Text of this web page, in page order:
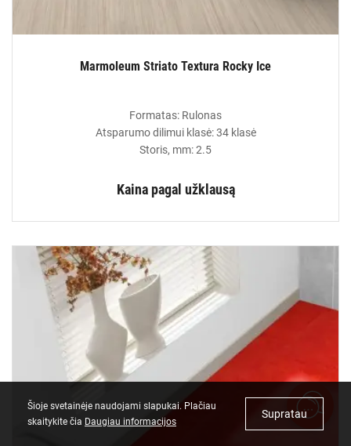
Marmoleum Striato Textura Rocky Ice
Formatas: Rulonas
Atsparumo dilimui klasė: 34 klasė
Storis, mm: 2.5
Kaina pagal užklausą
Šioje svetainėje naudojami slapukai. Plačiau
skaitykite čia Daugiau informacijos
Supratau